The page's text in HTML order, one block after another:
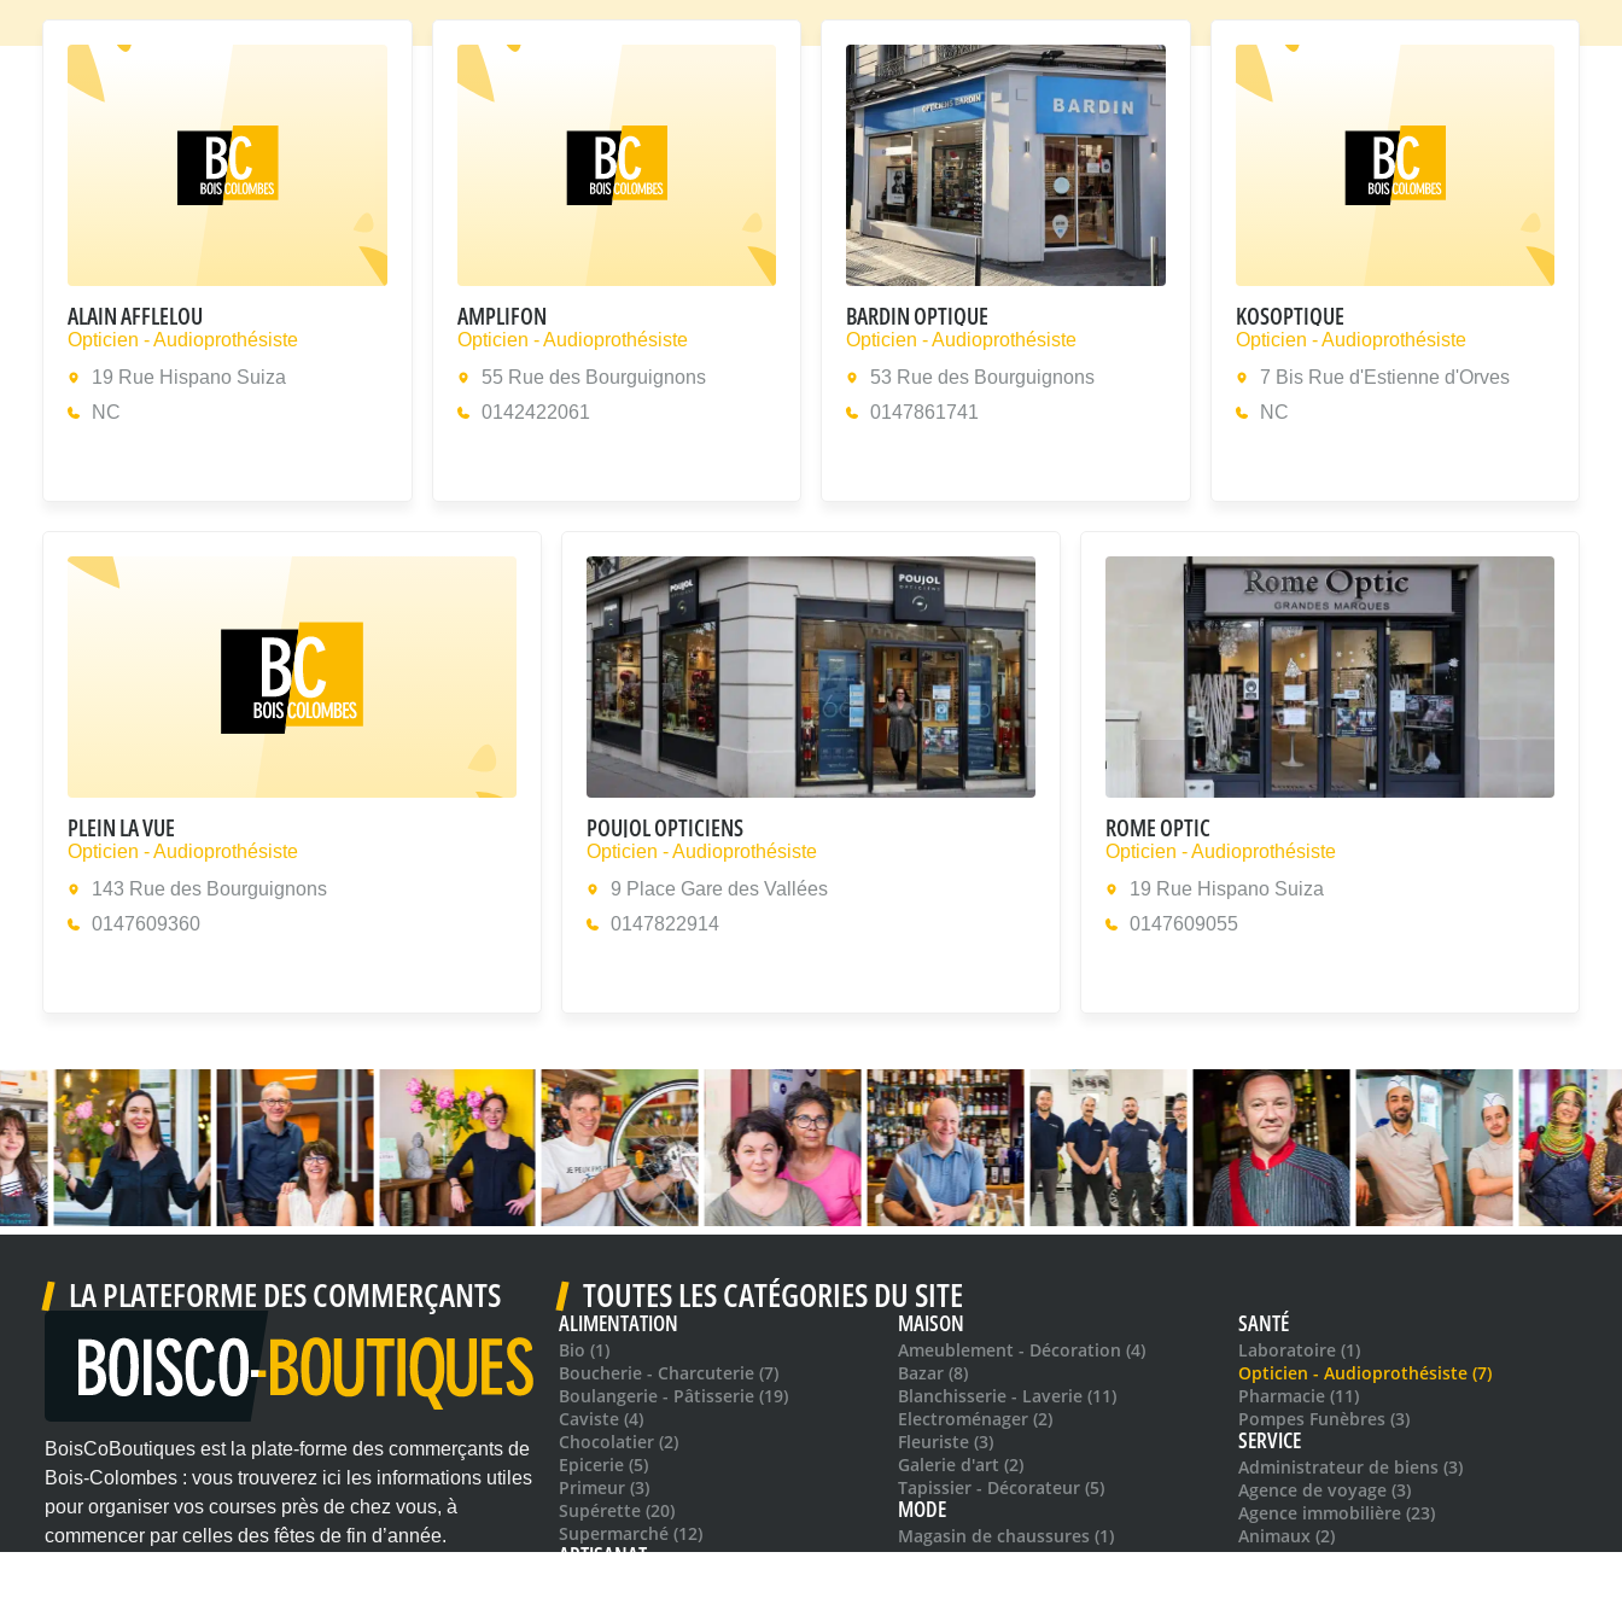
ALAIN AFFLELOU
Opticien - Audioprothésiste
19 Rue Hispano Suiza
NC
AMPLIFON
Opticien - Audioprothésiste
55 Rue des Bourguignons
0142422061
BARDIN OPTIQUE
Opticien - Audioprothésiste
53 Rue des Bourguignons
0147861741
KOSOPTIQUE
Opticien - Audioprothésiste
7 Bis Rue d'Estienne d'Orves
NC
PLEIN LA VUE
Opticien - Audioprothésiste
143 Rue des Bourguignons
0147609360
POUJOL OPTICIENS
Opticien - Audioprothésiste
9 Place Gare des Vallées
0147822914
ROME OPTIC
Opticien - Audioprothésiste
19 Rue Hispano Suiza
0147609055
LA PLATEFORME DES COMMERÇANTS
BoisCoBoutiques est la plate-forme des commerçants de
Bois-Colombes : vous trouverez ici les informations utiles
pour organiser vos courses près de chez vous, à
commencer par celles des fêtes de fin d’année.
TOUTES LES CATÉGORIES DU SITE
ALIMENTATION
Bio (1)
Boucherie - Charcuterie (7)
Boulangerie - Pâtisserie (19)
Caviste (4)
Chocolatier (2)
Epicerie (5)
Primeur (3)
Supérette (20)
Supermarché (12)
ARTISANAT
MAISON
Ameublement - Décoration (4)
Bazar (8)
Blanchisserie - Laverie (11)
Electroménager (2)
Fleuriste (3)
Galerie d'art (2)
Tapissier - Décorateur (5)
MODE
Magasin de chaussures (1)
Magasins de vêtements (7)
SANTÉ
Laboratoire (1)
Opticien - Audioprothésiste (7)
Pharmacie (11)
Pompes Funèbres (3)
SERVICE
Administrateur de biens (3)
Agence de voyage (3)
Agence immobilière (23)
Animaux (2)
Assurance (4)